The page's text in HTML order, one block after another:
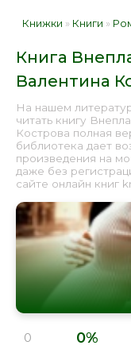
Книжки » Книги »
Книга
Валентина
На нашем
читать книгу
Кострова полная
библиотека дает
произведения на
даже без
сайте онлайн книг
0 0%